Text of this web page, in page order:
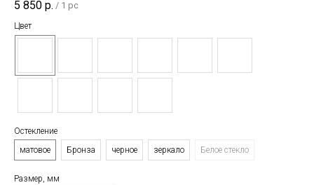
5 850 р. / 1 pc
Цвет
Остекление
матовое
Бронза черное зеркало Белое стекло
Размер, мм